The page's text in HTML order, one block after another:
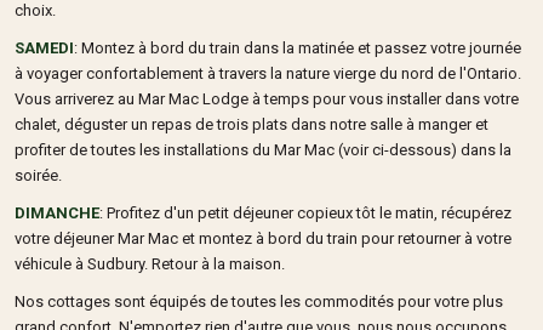
choix.
SAMEDI: Montez à bord du train dans la matinée et passez votre journée
à voyager confortablement à travers la nature vierge du nord de l'Ontario.
Vous arriverez au Mar Mac Lodge à temps pour vous installer dans votre
chalet, déguster un repas de trois plats dans notre salle à manger et
profiter de toutes les installations du Mar Mac (voir ci-dessous) dans la
soirée.
DIMANCHE: Profitez d'un petit déjeuner copieux tôt le matin, récupérez
votre déjeuner Mar Mac et montez à bord du train pour retourner à votre
véhicule à Sudbury. Retour à la maison.
Nos cottages sont équipés de toutes les commodités pour votre plus